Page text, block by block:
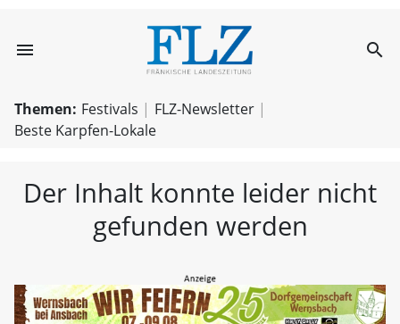
menu FLZ – search
Themen: Festivals
FLZ-Newsletter
Beste Karpfen-Lokale
Der Inhalt konnte leider nicht
gefunden werden